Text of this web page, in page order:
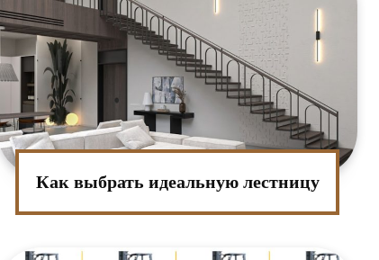
Как выбрать идеальную лестницу